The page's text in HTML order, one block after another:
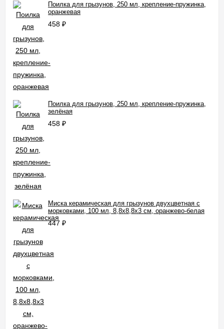
Поилка для грызунов, 250 мл, крепление-пружинка,
оранжевая
458 ₽
Поилка для грызунов, 250 мл, крепление-пружинка,
зелёная
458 ₽
Миска керамическая для грызунов двухцветная с
морковками, 100 мл, 8,8х8,8х3 см, оранжево-белая
447 ₽